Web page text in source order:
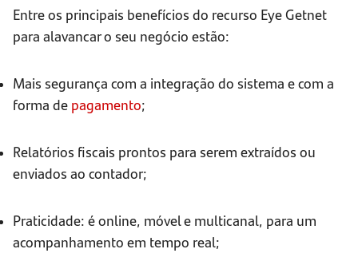
Entre os principais benefícios do recurso Eye Getnet
para alavancar o seu negócio estão:
Mais segurança com a integração do sistema e com a
forma de pagamento;
Relatórios fiscais prontos para serem extraídos ou
enviados ao contador;
Praticidade: é online, móvel e multicanal, para um
acompanhamento em tempo real;